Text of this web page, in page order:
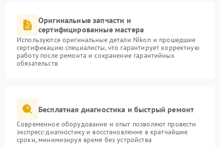
Оригинальные запчасти и
сертифицированные мастера
Используются оригинальные детали Nikon и прошедшие
сертификацию специалисты, что гарантирует корректную
работу после ремонта и сохранение гарантийных
обязательств
Бесплатная диагностика и быстрый ремонт
Современное оборудование и опыт позволяют провести
экспресс-диагностику и восстановление в кратчайшие
сроки, минимизируя время без устройства